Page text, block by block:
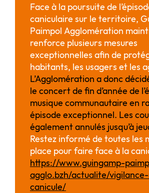
Face à la poursuite de
caniculaire sur le territoire,
Paimpol Agglomération
renforce plusieurs mesures
exceptionnelles afin de
habitants, les usagers et les
L’Agglomération a donc
le concert de fin d’année de
musique communautaire en
épisode exceptionnel. Les
également annulés jusqu’à
Restez informé de toutes les
place pour faire face à la
https://www.guingamp-
agglo.bzh/actualite/
canicule/